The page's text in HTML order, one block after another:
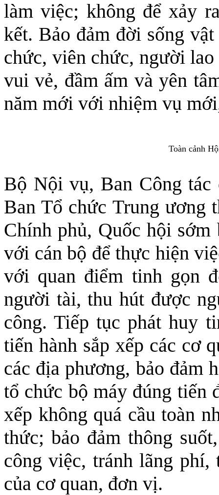
làm việc; không để xảy
kết. Bảo đảm đời sống
chức, viên chức, người
vui vẻ, đầm ấm và yên
năm mới với nhiệm vụ
Toàn cảnh
Bộ Nội vụ, Ban Công
Ban Tổ chức Trung ương
Chính phủ, Quốc hội sớm
với cán bộ để thực hiện
với quan điểm tinh gọn
người tài, thu hút được
công. Tiếp tục phát huy
tiến hành sắp xếp các cơ
các địa phương, bảo đảm
tổ chức bộ máy đúng tiến
xếp không quá cầu toàn
thức; bảo đảm thông
công việc, tránh lãng phí,
của cơ quan, đơn vị.